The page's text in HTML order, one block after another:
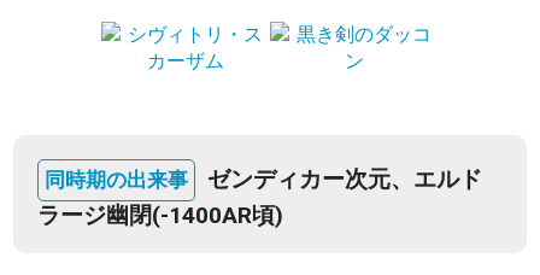
ゼンディカー次元、エルド
ラージ幽閉(-1400AR頃)